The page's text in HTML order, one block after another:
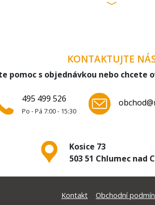
KONTAKTUJTE
pomoc s objednávkou nebo chcete
495 499 526
Po - Pá 7:00 - 15:30
Kosice 73
503 51 Chlumec nad
Kontakt Obchodní